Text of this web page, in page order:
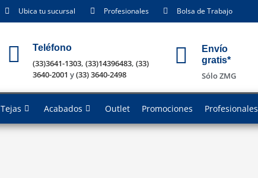
Ubica tu sucursal Profesionales Bolsa de Trabajo
Teléfono
(33)3641-1303, (33)14396483, (33)
3640-2001 y(33) 3640-2498
Envío
gratis*
Sólo ZMG
Tejas Acabados Outlet Promociones Profesionales